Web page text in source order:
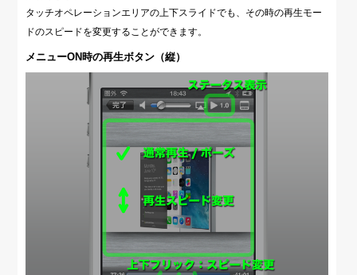
タッチオペレーションエリアの上下スライドでも、その時の再生モー
ドのスピードを変更することができます。
メニューON時の再生ボタン（縦）